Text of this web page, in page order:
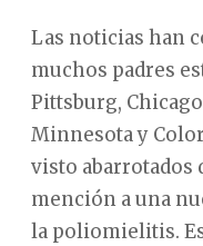
Las noticias han
muchos padres
Pittsburg,
Minnesota y
visto abarrotados
mención a una
la poliomielitis.